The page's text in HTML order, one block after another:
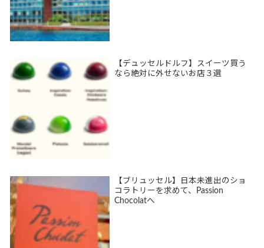
【デュッセルドルフ】スイーツ買う
なら絶対に外せないお店３選
【ブリュッセル】日本未進出のショ
コラトリーを求めて、Passion
Chocolatへ